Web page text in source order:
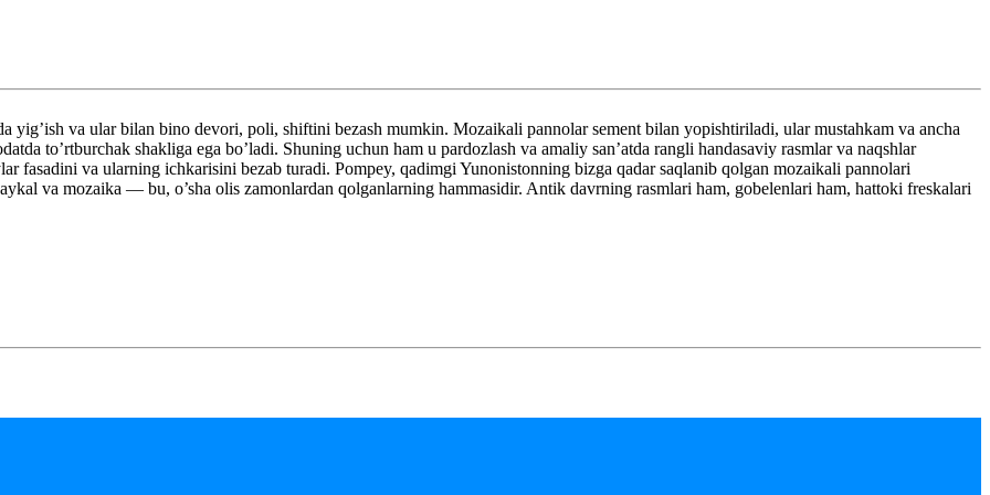
yig’ish va ular bilan bino devori, poli, shiftini bezash mumkin. Mozaikali pannolar sement bilan yopishtiriladi, ular mustahkam va ancha
to’rtburchak shakliga ega bo’ladi. Shuning uchun ham u pardozlash va amaliy san’atda rangli handasaviy rasmlar va naqshlar
fasadini va ularning ichkarisini bezab turadi. Pompey, qadimgi Yunonistonning bizga qadar saqlanib qolgan mozaikali pannolari
va mozaika — bu, o’sha olis zamonlardan qolganlarning hammasidir. Antik davrning rasmlari ham, gobelenlari ham, hattoki freskalari